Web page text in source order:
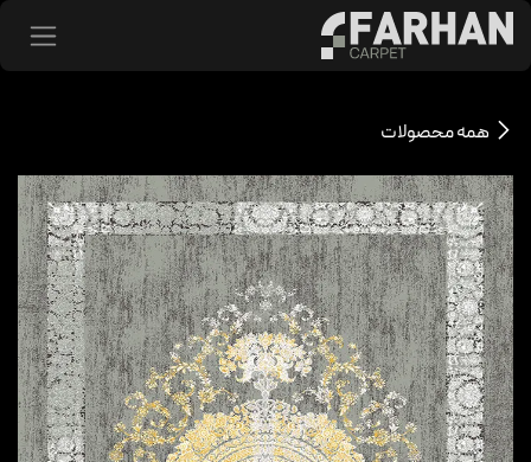
رد شدن به محتوا
همه محصولات